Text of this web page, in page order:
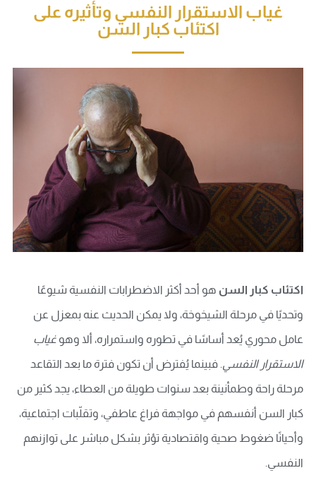
غياب الاستقرار النفسي وتأثيره على
اكتئاب كبار السن
اكتئاب كبار السن هو أحد أكثر الاضطرابات النفسية شيوعًا
وتحديًا في مرحلة الشيخوخة، ولا يمكن الحديث عنه بمعزل عن
عامل محوري يُعد أساسًا في تطوره واستمراره، ألا وهو غياب
الاستقرار النفسي. فبينما يُفترض أن تكون فترة ما بعد التقاعد
مرحلة راحة وطمأنينة بعد سنوات طويلة من العطاء، يجد كثير من
كبار السن أنفسهم في مواجهة فراغ عاطفي، وتقلّبات اجتماعية،
وأحيانًا ضغوط صحية واقتصادية تؤثر بشكل مباشر على توازنهم
النفسي.